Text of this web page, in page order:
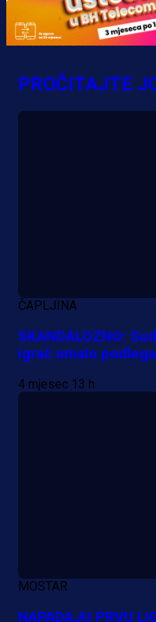
Promo vijesti
MrBit:
evropska
bonus
PROČITAJTE
ČAPLJINA
SKANDALOZNO:
igrač umalo
4 mjesec 13 h
MOSTAR
NAPADAJU PRVU